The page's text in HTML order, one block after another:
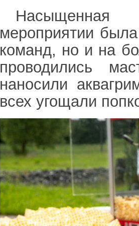
Насыщенная
мероприятии
команд, но и на
проводились
наносили
всех угощали